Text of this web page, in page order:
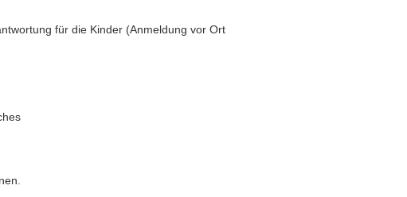
für die Kinder (Anmeldung vor Ort